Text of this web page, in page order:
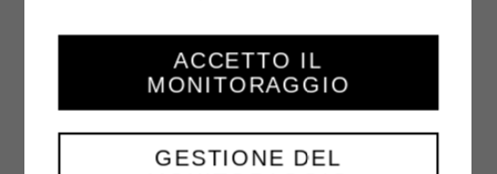
GESTIONE DEL
ACCETTO IL
MONITORAGGIO